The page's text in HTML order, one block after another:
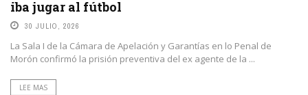
iba jugar al fútbol
30 JULIO, 2026
La Sala I de la Cámara de Apelación y Garantías en lo Penal de
Morón confirmó la prisión preventiva del ex agente de la ...
LEE MAS